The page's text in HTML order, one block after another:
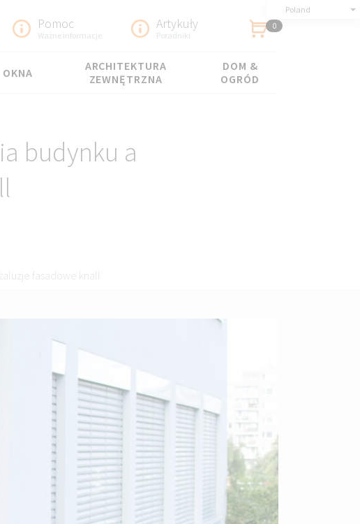
Poland
Pomoc
Ważne informacje
Artykuły
Poradniki
0
OKNA
ARCHITEKTURA
ZEWNĘTRZNA
DOM &
OGRÓD
budynku a
fasadowe knall